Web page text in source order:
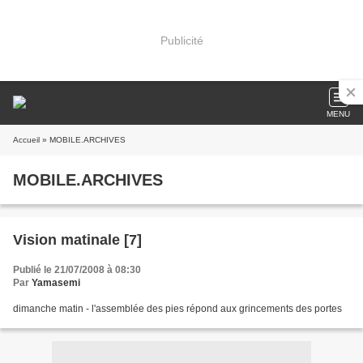
Publicité
MENU
Accueil » MOBILE.ARCHIVES
MOBILE.ARCHIVES
Vision matinale [7]
Publié le 21/07/2008 à 08:30
Par Yamasemi
dimanche matin - l'assemblée des pies répond aux grincements des portes